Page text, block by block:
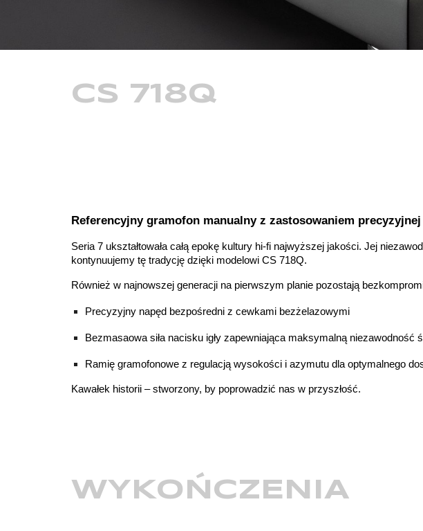
CS 718Q
Referencyjny gramofon manualny z zastosowaniem
Seria 7 ukształtowała całą epokę kultury hi-fi najwyższej jakości. Jej
kontynuujemy tę tradycję dzięki modelowi CS 718Q.
Również w najnowszej generacji na pierwszym planie pozostają
Precyzyjny napęd bezpośredni z cewkami bezżelazowymi
Bezmasaowa siła nacisku igły zapewniająca maksymalną niezawodność
Ramię gramofonowe z regulacją wysokości i azymutu dla optymalnego
Kawałek historii – stworzony, by poprowadzić nas w przyszłość.
WYKOŃCZENIA